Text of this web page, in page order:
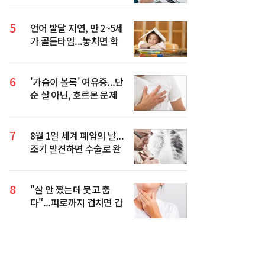
5
언어 발달 지연, 만 2~5세
가 골든타임...놓치면 학
6
'가슴이 볼록' 여유증...단
순 살 아닌, 호르몬 문제
7
8월 1일 세계 폐암의 날...
조기 발견하면 수술로 완
8
"살 안 쪘는데 붓고 춥
다"...피로까지 겹치면 갑